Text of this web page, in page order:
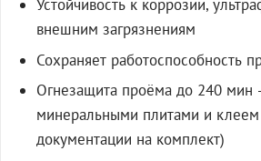
Устойчивость к коррозии,
внешним загрязнениям
Сохраняет работоспособность
Огнезащита проёма до 240 мин
минеральными плитами и
документации на комплект)